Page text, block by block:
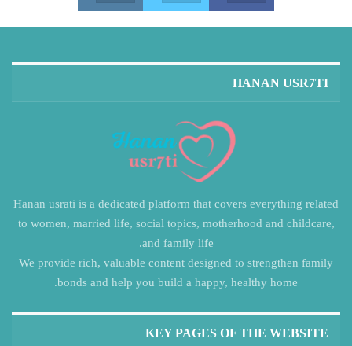
HANAN USR7TI
Hanan usrati is a dedicated platform that covers everything related
to women, married life, social topics, motherhood and childcare,
and family life.
We provide rich, valuable content designed to strengthen family
bonds and help you build a happy, healthy home.
KEY PAGES OF THE WEBSITE